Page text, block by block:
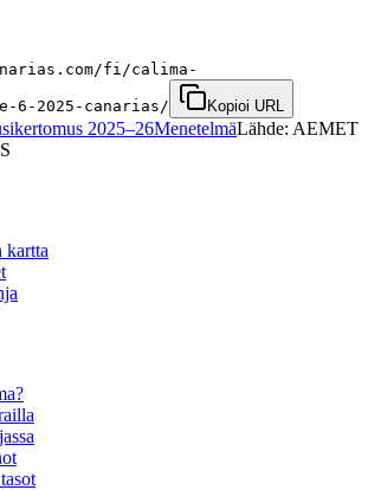
fi/calima-
6-2025-canarias/ Kopioi URL
2025–26MenetelmäLähde: AEMET
kartta